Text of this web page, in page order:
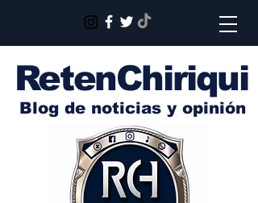
RetenChiriqui
Blog de noticias y opinión